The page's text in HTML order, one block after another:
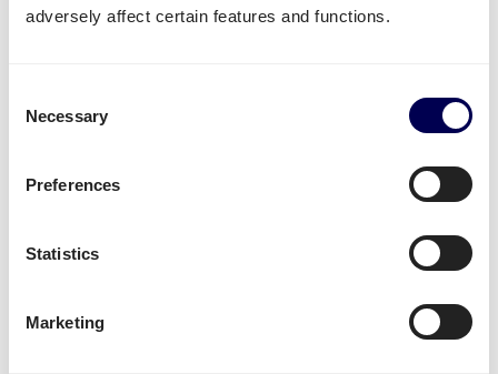
adversely affect certain features and functions.
Selection
Necessary
Preferences
Statistics
Marketing
Verstuur je pallets vanuit Nederland naar Narva.
versturenvanuit Nederland naar Narva. Let wel:
zendingen met een ophaaladres in Nederland.